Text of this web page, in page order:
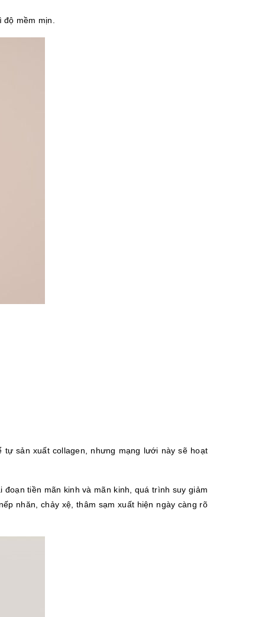
mềm mịn.
tự sản xuất collagen, nhưng mạng lưới này sẽ hoạt
tiền mãn kinh và mãn kinh, quá trình suy giảm
nhăn, chảy xệ, thâm sạm xuất hiện ngày càng rõ